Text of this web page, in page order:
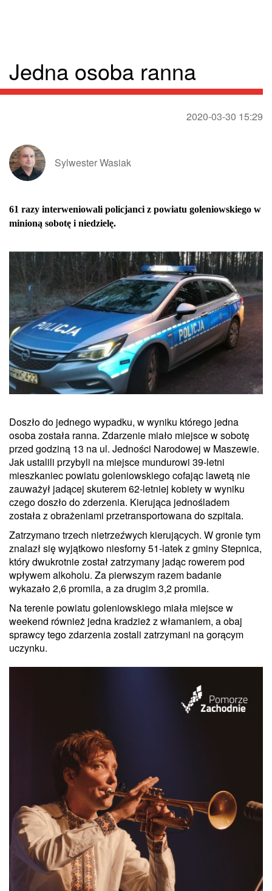
Jedna osoba ranna
2020-03-30 15:29
Sylwester Wasiak
61 razy interweniowali policjanci z powiatu goleniowskiego w
minioną sobotę i niedzielę.
Doszło do jednego wypadku, w wyniku którego jedna
osoba została ranna. Zdarzenie miało miejsce w sobotę
przed godziną 13 na ul. Jedności Narodowej w Maszewie.
Jak ustalili przybyli na miejsce mundurowi 39-letni
mieszkaniec powiatu goleniowskiego cofając lawetą nie
zauważył jadącej skuterem 62-letniej kobiety w wyniku
czego doszło do zderzenia. Kierująca jednośladem
została z obrażeniami przetransportowana do szpitala.
Zatrzymano trzech nietrzeźwych kierujących. W gronie tym
znalazł się wyjątkowo niesforny 51-latek z gminy Stepnica,
który dwukrotnie został zatrzymany jadąc rowerem pod
wpływem alkoholu. Za pierwszym razem badanie
wykazało 2,6 promila, a za drugim 3,2 promila.
Na terenie powiatu goleniowskiego miała miejsce w
weekend również jedna kradzież z włamaniem, a obaj
sprawcy tego zdarzenia zostali zatrzymani na gorącym
uczynku.